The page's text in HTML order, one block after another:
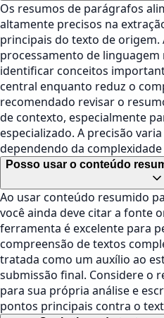
Os resumos de parágrafos
altamente precisos na
principais do texto de origem.
processamento de
identificar conceitos
central enquanto reduz o
recomendado revisar o
de contexto, especialmente
especializado. A precisão
dependendo da
Posso usar o conteúdo
Ao usar conteúdo resumido
você ainda deve citar a fonte
ferramenta é excelente para
compreensão de textos
tratada como um auxílio ao
submissão final. Considere o
para sua própria análise e
pontos principais contra o